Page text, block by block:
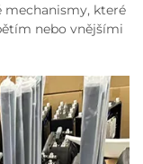
mechanismy, které
nebo vnějšími